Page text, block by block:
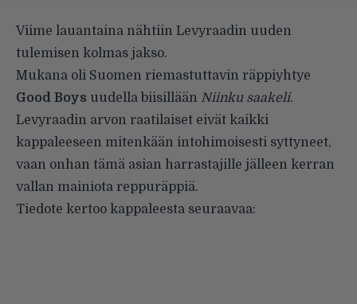
Viime lauantaina nähtiin Levyraadin uuden
tulemisen kolmas jakso.
Mukana oli Suomen riemastuttavin räppiyhtye
Good Boys uudella biisillään Niinku saakeli.
Levyraadin arvon raatilaiset eivät kaikki
kappaleeseen mitenkään intohimoisesti syttyneet,
vaan onhan tämä asian harrastajille jälleen kerran
vallan mainiota reppuräppiä.
Tiedote kertoo kappaleesta seuraavaa: